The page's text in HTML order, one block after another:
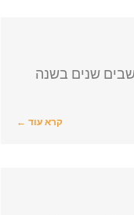
שנים בשנה
קרא עוד ←